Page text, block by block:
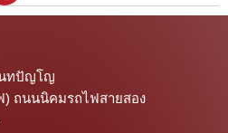
ทปัญโญ
) ถนนนิคมรถไฟสายสอง